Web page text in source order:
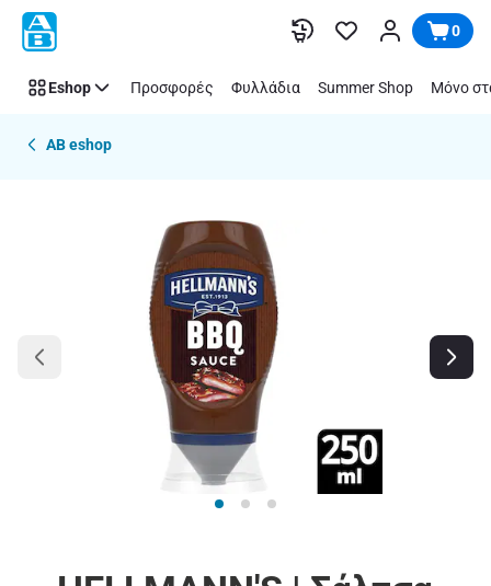
Παράλειψη 0
Eshop Προσφορές Φυλλάδια Summer Shop Μόνο
AB eshop